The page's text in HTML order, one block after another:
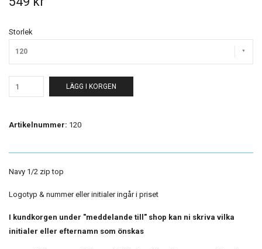
Storlek
120
LÄGG I KORGEN
Artikelnummer: 120
Navy 1/2 zip top
Logotyp & nummer eller initialer ingår i priset
I kundkorgen under "meddelande till" shop kan ni skriva vilka
initialer eller efternamn som önskas